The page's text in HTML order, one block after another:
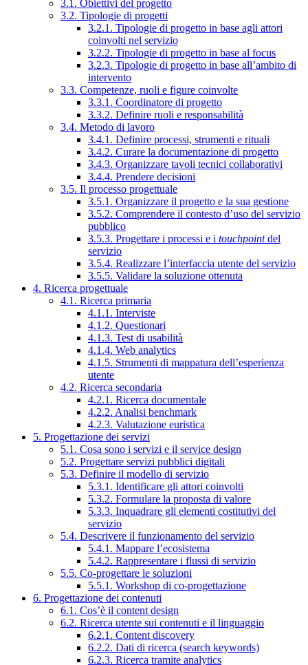
3.1. Obiettivi del progetto
3.2. Tipologie di progetti
3.2.1. Tipologie di progetto in base agli attori
coinvolti nel servizio
3.2.2. Tipologie di progetto in base al focus
3.2.3. Tipologie di progetto in base all’ambito di
intervento
3.3. Competenze, ruoli e figure coinvolte
3.3.1. Coordinatore di progetto
3.3.2. Definire ruoli e responsabilità
3.4. Metodo di lavoro
3.4.1. Definire processi, strumenti e rituali
3.4.2. Curare la documentazione di progetto
3.4.3. Organizzare tavoli tecnici collaborativi
3.4.4. Prendere decisioni
3.5. Il processo progettuale
3.5.1. Organizzare il progetto e la sua gestione
3.5.2. Comprendere il contesto d’uso del servizio
pubblico
3.5.3. Progettare i processi e i touchpointdel
servizio
3.5.4. Realizzare l’interfaccia utente del servizio
3.5.5. Validare la soluzione ottenuta
4. Ricerca progettuale
4.1. Ricerca primaria
4.1.1. Interviste
4.1.2. Questionari
4.1.3. Test di usabilità
4.1.4. Web analytics
4.1.5. Strumenti di mappatura dell’esperienza
utente
4.2. Ricerca secondaria
4.2.1. Ricerca documentale
4.2.2. Analisi benchmark
4.2.3. Valutazione euristica
5. Progettazione dei servizi
5.1. Cosa sono i servizi e il service design
5.2. Progettare servizi pubblici digitali
5.3. Definire il modello di servizio
5.3.1. Identificare gli attori coinvolti
5.3.2. Formulare la proposta di valore
5.3.3. Inquadrare gli elementi costitutivi del
servizio
5.4. Descrivere il funzionamento del servizio
5.4.1. Mappare l’ecosistema
5.4.2. Rappresentare i flussi di servizio
5.5. Co-progettare le soluzioni
5.5.1. Workshop di co-progettazione
6. Progettazione dei contenuti
6.1. Cos’è il content design
6.2. Ricerca utente sui contenuti e il linguaggio
6.2.1. Content discovery
6.2.2. Dati di ricerca (search keywords)
6.2.3. Ricerca tramite analytics